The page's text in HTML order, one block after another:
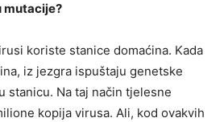
mutacije?
koriste stanice domaćina. Kada
iz jezgra ispuštaju genetske
stanicu. Na taj način tjelesne
kopija virusa. Ali, kod ovakvih